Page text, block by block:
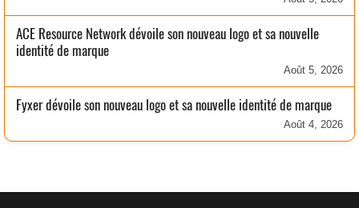
ACE Resource Network dévoile son nouveau logo et sa nouvelle
identité de marque
Août 5, 2026
Fyxer dévoile son nouveau logo et sa nouvelle identité de marque
Août 4, 2026